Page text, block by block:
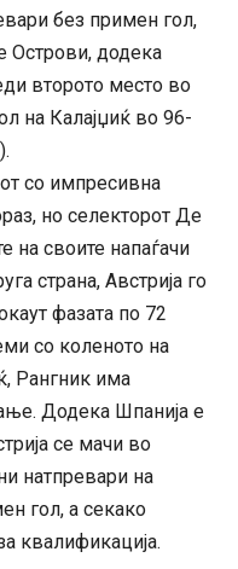
без примен гол,
Острови, додека
второто место во
на Калајџиќ во 96-
со импресивна
но селекторот Де
на своите напаѓачи
страна, Австрија го
фазата по 72
со коленото на
Рангник има
Додека Шпанија е
се мачи во
натпревари на
гол, а секако
квалификација.